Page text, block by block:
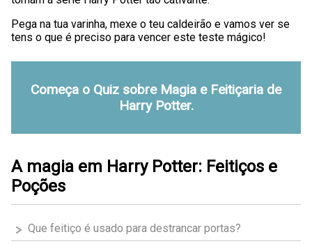
Pega na tua varinha, mexe o teu caldeirão e vamos ver se
tens o que é preciso para vencer este teste mágico!
Começa o Quiz sobre Magia e Feitiçaria de
Harry Potter.
A magia em Harry Potter: Feitiços e
Poções
Que feitiço é usado para destrancar portas?